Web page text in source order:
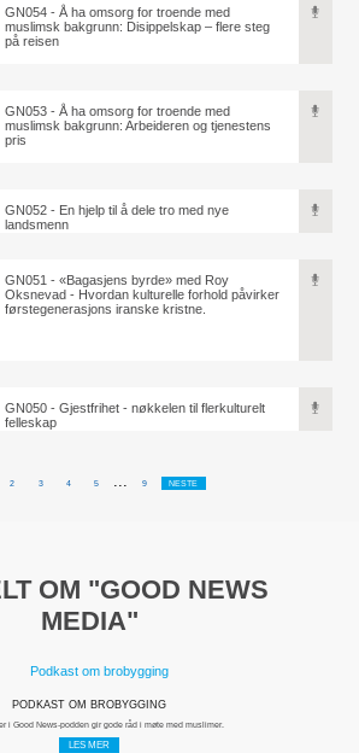
GN054 - Å ha omsorg for troende med
muslimsk bakgrunn: Disippelskap – flere steg
på reisen
GN053 - Å ha omsorg for troende med
muslimsk bakgrunn: Arbeideren og tjenestens
pris
GN052 - En hjelp til å dele tro med nye
landsmenn
GN051 - «Bagasjens byrde» med Roy
Oksnevad - Hvordan kulturelle forhold påvirker
førstegenerasjons iranske kristne.
GN050 - Gjestfrihet - nøkkelen til flerkulturelt
felleskap
2 3 4 5 ... 9 NESTE
OM "GOOD NEWS
MEDIA"
PODKAST OM BROBYGGING
i Good News-podden gir gode råd i møte med muslimer.
LES MER